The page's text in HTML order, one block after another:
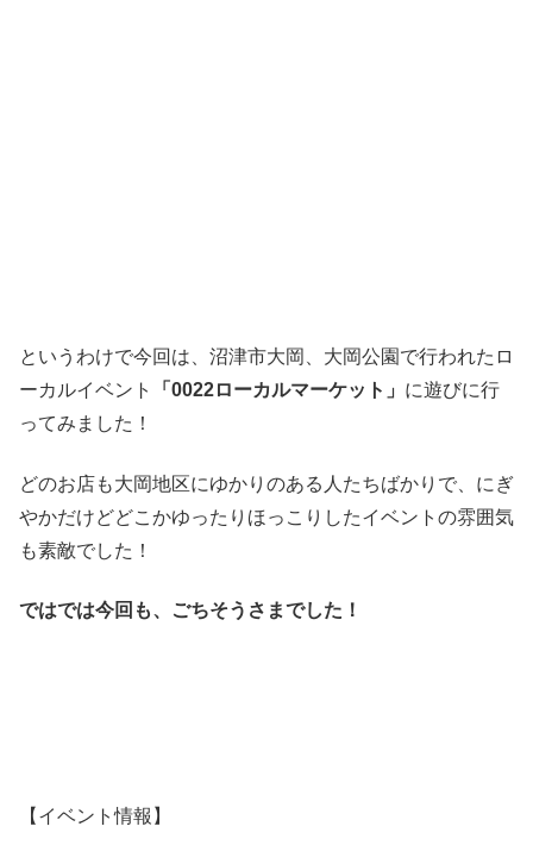
というわけで今回は、沼津市大岡、大岡公園で行われたロ
ーカルイベント
「0022ローカルマーケット」 に遊びに行
ってみました！
どのお店も大岡地区にゆかりのある人たちばかりで、にぎ
やかだけどどこかゆったりほっこりしたイベントの雰囲気
も素敵でした！
ではでは今回も、ごちそうさまでした！
【イベント情報】